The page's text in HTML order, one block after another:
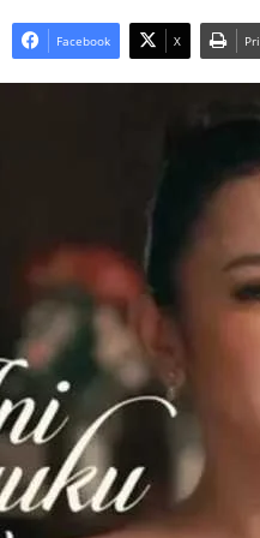
Facebook X